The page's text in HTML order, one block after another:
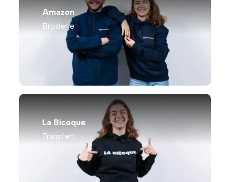
Amazon
Broderie
La Bicoque
Transfert